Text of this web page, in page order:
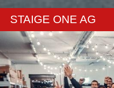
STAIGE ONE AG